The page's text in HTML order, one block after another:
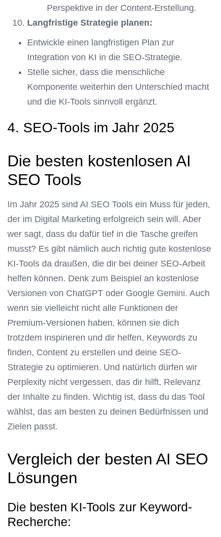
Perspektive in der Content-Erstellung.
Langfristige Strategie planen:
Entwickle einen langfristigen Plan zur
Integration von KI in die SEO-Strategie.
Stelle sicher, dass die menschliche
Komponente weiterhin den Unterschied macht
und die KI-Tools sinnvoll ergänzt.
4. SEO-Tools im Jahr 2025
Die besten kostenlosen AI
SEO Tools
Im Jahr 2025 sind AI SEO Tools ein Muss für jeden,
der im Digital Marketing erfolgreich sein will. Aber
wer sagt, dass du dafür tief in die Tasche greifen
musst? Es gibt nämlich auch richtig gute kostenlose
KI-Tools da draußen, die dir bei deiner SEO-Arbeit
helfen können. Denk zum Beispiel an kostenlose
Versionen von ChatGPT oder Google Gemini. Auch
wenn sie vielleicht nicht alle Funktionen der
Premium-Versionen haben, können sie dich
trotzdem inspirieren und dir helfen, Keywords zu
finden, Content zu erstellen und deine SEO-
Strategie zu optimieren. Und natürlich dürfen wir
Perplexity nicht vergessen, das dir hilft, Relevanz
der Inhalte zu finden. Wichtig ist, dass du das Tool
wählst, das am besten zu deinen Bedürfnissen und
Zielen passt.
Vergleich der besten AI SEO
Lösungen
Die besten KI-Tools zur Keyword-
Recherche: